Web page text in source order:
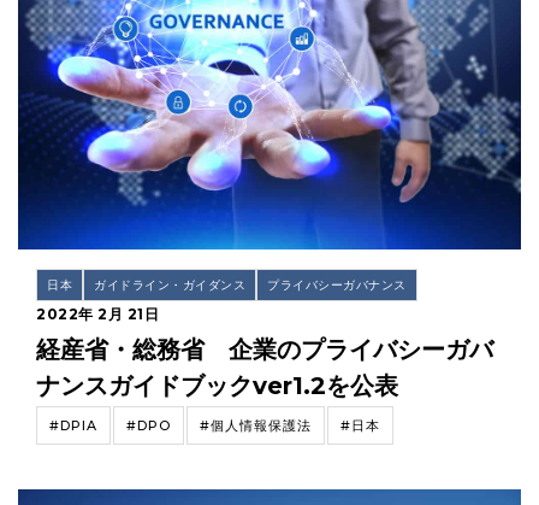
日本 ガイドライン・ガイダンス プライバシーガバナンス
2022年 2月 21日
経産省・総務省 企業のプライバシーガバ
ナンスガイドブックver1.2を公表
#DPIA #DPO #個人情報保護法 #日本